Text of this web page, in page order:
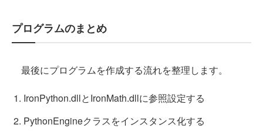
プログラムのまとめ
最後にプログラムを作成する流れを整理します。
IronPython.dllとIronMath.dllに参照設定する
PythonEngineクラスをインスタンス化する